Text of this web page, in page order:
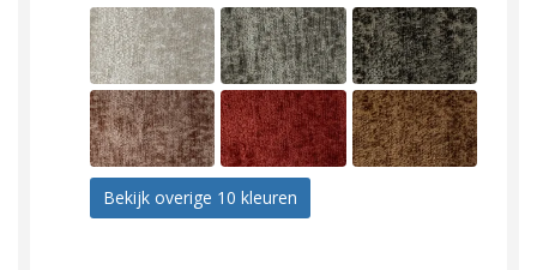
Bekijk overige 10 kleuren